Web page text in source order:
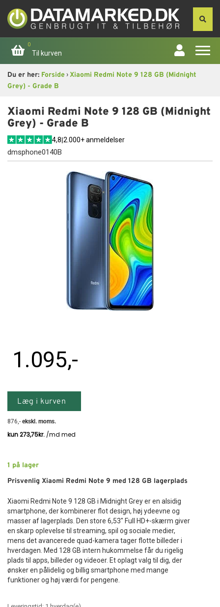
0
Til kurven
Forside
Apple
Skærme
Log ind
Du er her: Forside›Xiaomi Redmi Note 9 128 GB (Midnight
Grey) - Grade B
Xiaomi Redmi Note 9 128 GB (Midnight
Grey) - Grade B
4,8|2.000+ anmeldelser
dmsphone0140B
1 på lager
Prisvenlig Xiaomi Redmi Note 9 med 128 GB lagerplads
Xiaomi Redmi Note 9 128 GB i Midnight Grey er en alsidig
smartphone, der kombinerer flot design, høj ydeevne og
masser af lagerplads. Den store 6,53" Full HD+-skærm giver
en skarp oplevelse til streaming, spil og sociale medier,
mens det avancerede quad-kamera tager flotte billeder i
hverdagen. Med 128 GB intern hukommelse får du rigelig
plads til apps, billeder og videoer. Et oplagt valg til dig, der
ønsker en pålidelig og billig smartphone med mange
funktioner og høj værdi for pengene.
1.095,-
Læg i kurven
876,- ekskl. moms.